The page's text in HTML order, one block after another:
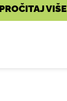
PROČITAJ VIŠE